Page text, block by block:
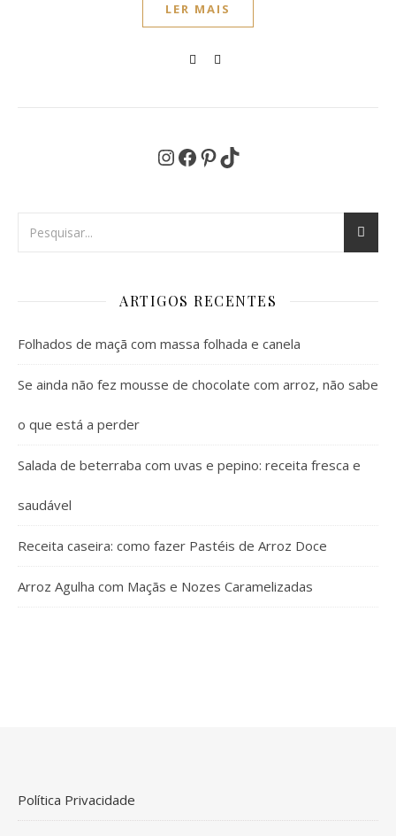
LER MAIS
Instagram
Facebook
Pinterest
TikTok
ARTIGOS RECENTES
Folhados de maçã com massa folhada e canela
Se ainda não fez mousse de chocolate com arroz, não sabe
o que está a perder
Salada de beterraba com uvas e pepino: receita fresca e
saudável
Receita caseira: como fazer Pastéis de Arroz Doce
Arroz Agulha com Maçãs e Nozes Caramelizadas
Política Privacidade